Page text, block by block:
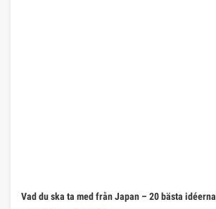
Vad du ska ta med från Japan – 20 bästa idéerna